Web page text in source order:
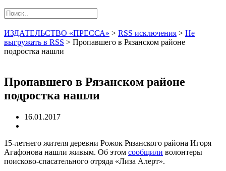
ИЗДАТЕЛЬСТВО «ПРЕССА» > RSS исключения > Не
выгружать в RSS > Пропавшего в Рязанском районе
подростка нашли
Пропавшего в Рязанском районе
подростка нашли
16.01.2017
15-летнего жителя деревни Рожок Рязанского района Игоря
Агафонова нашли живым. Об этом сообщили волонтеры
поисково-спасательного отряда «Лиза Алерт».